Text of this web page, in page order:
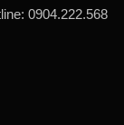
0904.222.568